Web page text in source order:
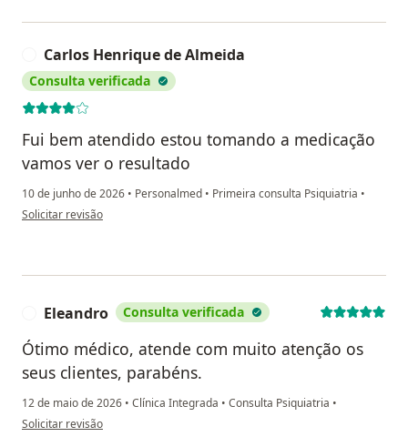
Carlos Henrique de Almeida
Consulta verificada
Fui bem atendido estou tomando a medicação
vamos ver o resultado
10 de junho de 2026 • Personalmed • Primeira consulta Psiquiatria •
na opinião do utilizador Carlos Henrique de Almeida
Solicitar revisão
Eleandro Consulta verificada
Ótimo médico, atende com muito atenção os
seus clientes, parabéns.
12 de maio de 2026 • Clínica Integrada • Consulta Psiquiatria •
na opinião do utilizador Eleandro
Solicitar revisão